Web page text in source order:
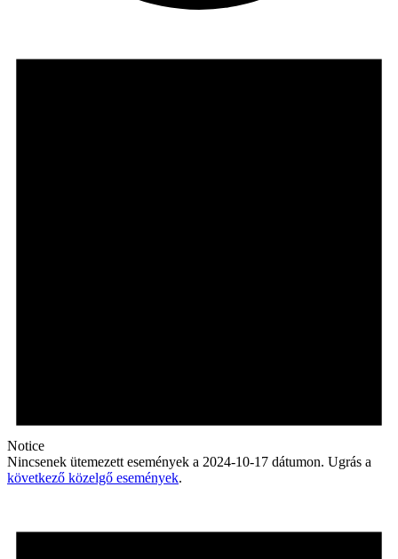
Notice
Nincsenek ütemezett események a 2024-10-17 dátumon. Ugrás a
következő közelgő események.